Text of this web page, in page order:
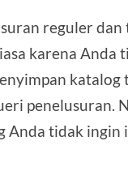
reguler dan
karena Anda
penelusuran.
Anda tidak ingin